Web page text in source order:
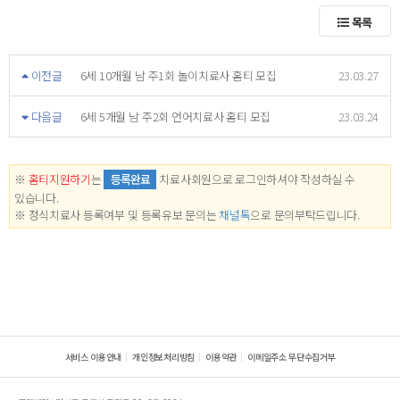
목록
이전글 6세 10개월 남 주1회 놀이치료사 홈티 모집 23.03.27
다음글 6세 5개월 남 주2회 언어치료사 홈티 모집 23.03.24
※ 홈티지원하기는 등록완료 치료사회원으로 로그인하셔야 작성하실 수
있습니다.
※ 정식치료사 등록여부 및 등록유보 문의는 채널톡으로 문의부탁드립니다.
서비스 이용안내 개인정보처리방침 이용약관 이메일주소 무단수집거부